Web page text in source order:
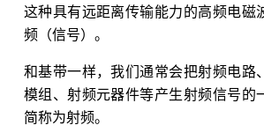
这种具有远距离传输能力的高频电磁
频（信号）。
和基带一样，我们通常会把射频电路
模组、射频元器件等产生射频信号的
简称为射频。